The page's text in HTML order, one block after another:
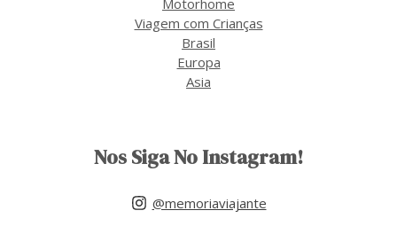
Viagem com Crianças
Brasil
Europa
Asia
Nos Siga No Instagram!
@memoriaviajante